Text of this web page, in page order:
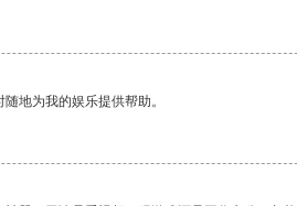
地为我的娱乐提供帮助。